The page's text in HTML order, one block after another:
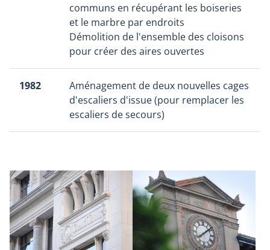
communs en récupérant les boiseries
et le marbre par endroits
Démolition de l'ensemble des cloisons
pour créer des aires ouvertes
1982
Aménagement de deux nouvelles cages
d'escaliers d'issue (pour remplacer les
escaliers de secours)